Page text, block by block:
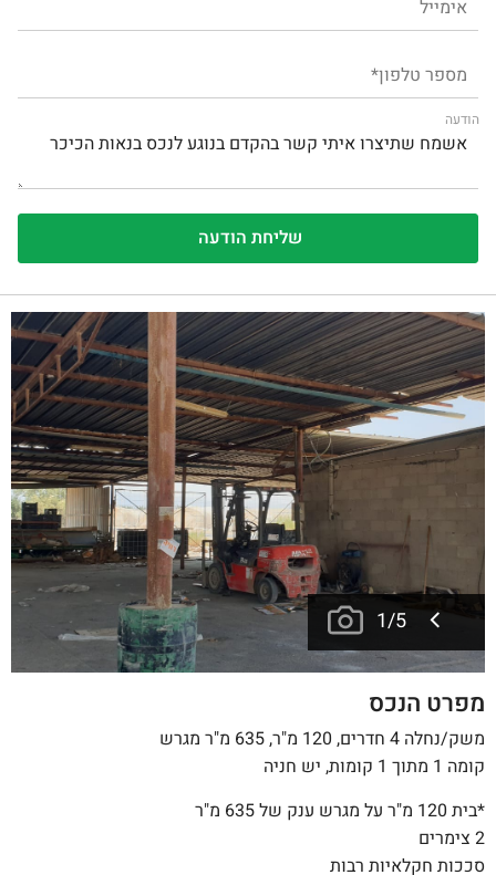
הודעה
1/5
מפרט הנכס
משק/נחלה 4 חדרים, 120 מ"ר, 635 מ"ר מגרש
קומה 1 מתוך 1 קומות, יש חניה
*בית 120 מ"ר על מגרש ענק של 635 מ"ר
2 צימרים
סככות חקלאיות רבות